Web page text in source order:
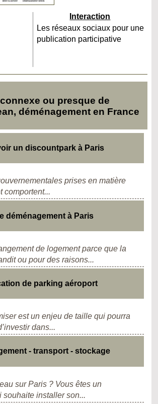
Interaction
Les réseaux sociaux pour une
publication participative
ou presque de
déménagement en France
un discountpark à Paris
prises en matière
comportent...
déménagement à Paris
de logement parce que la
ou pour des raisons...
de parking aéroport
est un enjeu de taille qui pourra
dans...
- transport - stockage
sur Paris ? Vous êtes un
souhaite installer son...